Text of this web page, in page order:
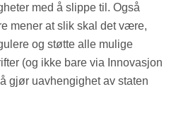
med å slippe til. Også
mener at slik skal det være,
og støtte alle mulige
(og ikke bare via Innovasjon
gjør uavhengighet av staten